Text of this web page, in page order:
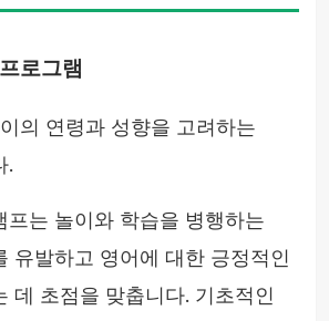
로그램
의 연령과 성향을 고려하는
.
프는 놀이와 학습을 병행하는
유발하고 영어에 대한 긍정적인
데 초점을 맞춥니다. 기초적인